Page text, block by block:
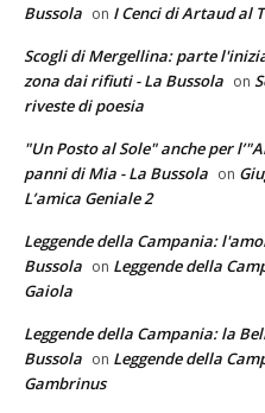
Bussola on I Cenci di Artaud al
Scogli di Mergellina: parte
zona dai rifiuti - La Bussola on
riveste di poesia
"Un Posto al Sole" anche per
panni di Mia - La Bussola on
L’amica Geniale 2
Leggende della Campania:
Bussola on Leggende della
Gaiola
Leggende della Campania: la
Bussola on Leggende della
Gambrinus